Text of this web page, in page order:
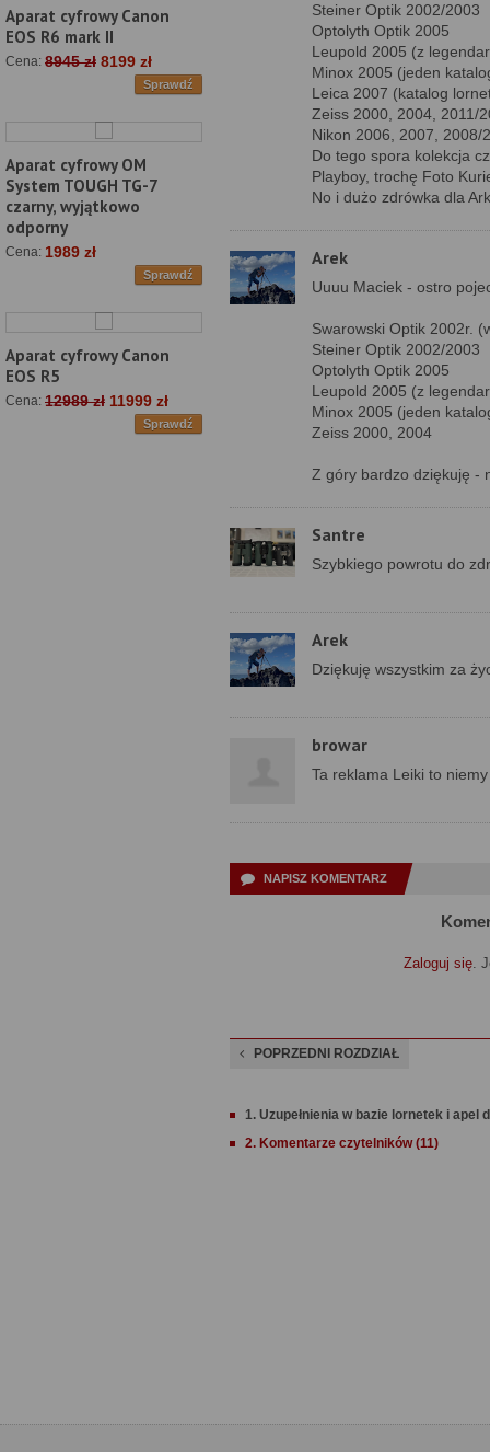
Aparat cyfrowy Canon
EOS R6 mark II
Cena: 8945 zł 8199 zł
Sprawdź
Aparat cyfrowy OM
System TOUGH TG-7
czarny, wyjątkowo
odporny
Cena: 1989 zł
Sprawdź
Aparat cyfrowy Canon
EOS R5
Cena: 12989 zł 11999 zł
Sprawdź
Steiner Optik 2002/2003
Optolyth Optik 2005
Leupold 2005 (z
Minox 2005 (jeden
Leica 2007 (katalog
Zeiss 2000, 2004, 2011/
Nikon 2006, 2007, 2008/
Do tego spora kolekcja
Playboy, trochę Foto
No i dużo zdrówka dla
Arek
Uuuu Maciek - ostro
Swarowski Optik 2002r.
Steiner Optik 2002/2003
Optolyth Optik 2005
Leupold 2005 (z
Minox 2005 (jeden
Zeiss 2000, 2004
Z góry bardzo dziękuję -
Santre
Szybkiego powrotu do
Arek
Dziękuję wszystkim za
browar
Ta reklama Leiki to
NAPISZ KOMENTARZ
Zaloguj się.
POPRZEDNI ROZDZIAŁ
1. Uzupełnienia w bazie lornetek i apel
2. Komentarze czytelników (11)